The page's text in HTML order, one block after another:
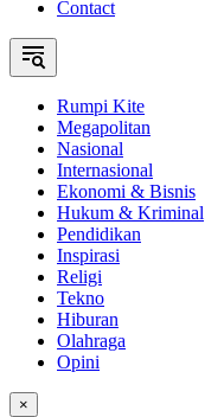
Contact
Rumpi Kite
Megapolitan
Nasional
Internasional
Ekonomi & Bisnis
Hukum & Kriminal
Pendidikan
Inspirasi
Religi
Tekno
Hiburan
Olahraga
Opini
×